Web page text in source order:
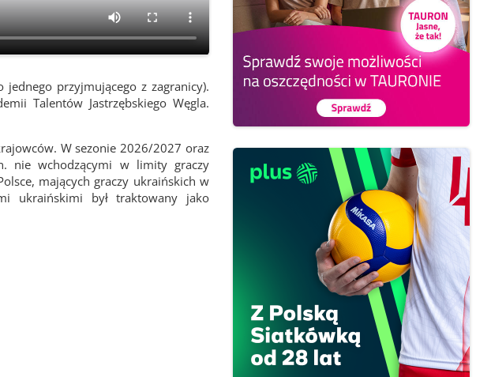
jednego przyjmującego z zagranicy).
Talentów Jastrzębskiego Węgla.
W sezonie 2026/2027 oraz
nie wchodzącymi w limity graczy
mających graczy ukraińskich w
ukraińskimi był traktowany jako